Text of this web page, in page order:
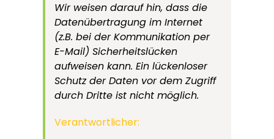
Wir weisen darauf hin, dass die
Datenübertragung im Internet
(z.B. bei der Kommunikation per
E-Mail) Sicherheitslücken
aufweisen kann. Ein lückenloser
Schutz der Daten vor dem Zugriff
durch Dritte ist nicht möglich.
Verantwortlicher: